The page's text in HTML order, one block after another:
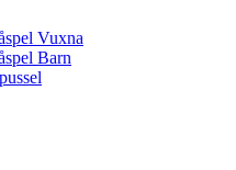
Vuxna
Barn